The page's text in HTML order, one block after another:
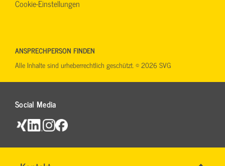
Cookie-Einstellungen
Social Media
ANSPRECHPERSON FINDEN
Alle Inhalte sind urheberrechtlich geschützt. © 2026 SVG